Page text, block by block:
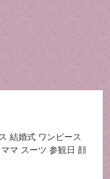
結婚式 ワンピース
マ スーツ 参観日 顔